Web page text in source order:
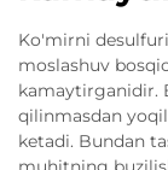
Ko'mirni
moslashuv
kamaytirganidir.
qilinmasdan
ketadi. Bundan